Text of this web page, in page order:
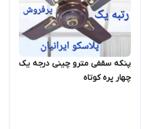
پنکه سقفی مترو چینی درجه یک
چهار پره کوتاه